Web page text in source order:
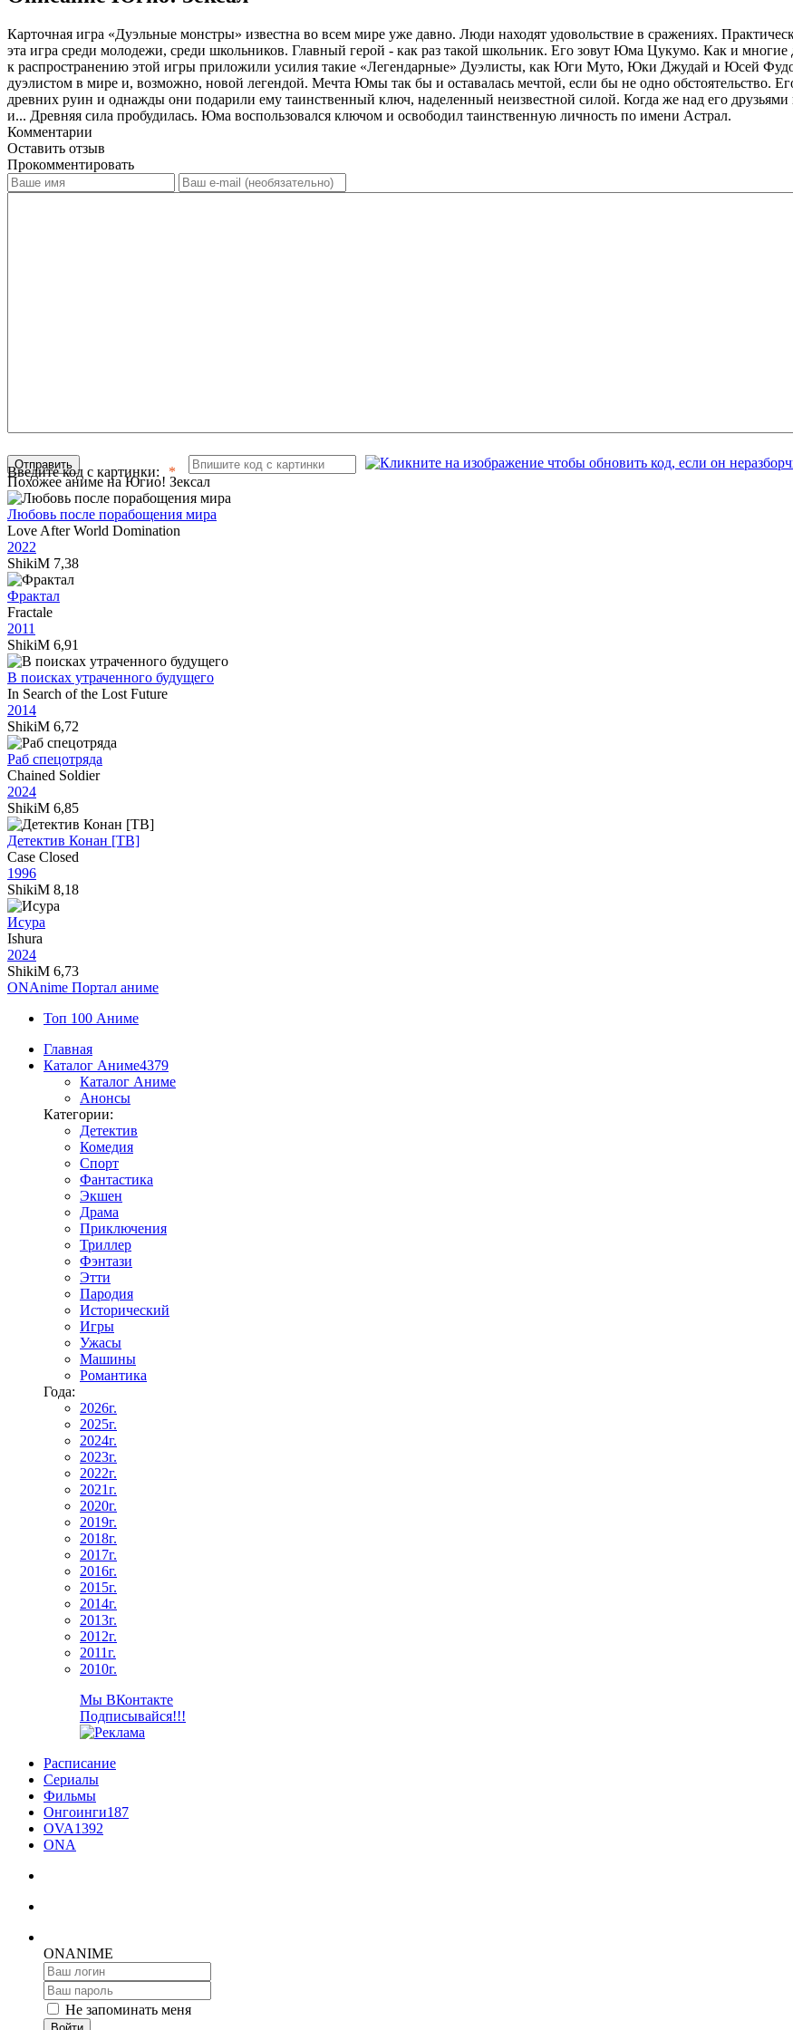
Карточная игра «Дуэльные монстры» известна во всем мире уже давно. Люди находят удовольствие в сражениях.
эта игра среди молодежи, среди школьников. Главный герой - как раз такой школьник. Его зовут Юма Цукумо. Как и
к распространению этой игры приложили усилия такие «Легендарные» Дуэлисты, как Юги Муто, Юки Джудай и Юсей
дуэлистом в мире и, возможно, новой легендой. Мечта Юмы так бы и оставалась мечтой, если бы не одно обстоятельство.
древних руин и однажды они подарили ему таинственный ключ, наделенный неизвестной силой. Когда же над его
и... Древняя сила пробудилась. Юма воспользовался ключом и освободил таинственную личность по имени Астрал.
Комментарии
Оставить отзыв
Прокомментировать
Введите код с картинки:
Отправить
Похожее аниме на Югио! Зексал
Любовь после порабощения мира
Love After World Domination
2022
ShikiM 7,38
Фрактал
Fractale
2011
ShikiM 6,91
В поисках утраченного будущего
In Search of the Lost Future
2014
ShikiM 6,72
Раб спецотряда
Chained Soldier
2024
ShikiM 6,85
Детектив Конан [ТВ]
Case Closed
1996
ShikiM 8,18
Исура
Ishura
2024
ShikiM 6,73
ONAnime Портал аниме
Топ 100 Аниме
Главная
Каталог Аниме4379
Каталог Аниме
Анонсы
Категории:
Детектив
Комедия
Спорт
Фантастика
Экшен
Драма
Приключения
Триллер
Фэнтази
Этти
Пародия
Исторический
Игры
Ужасы
Машины
Романтика
Года:
2026г.
2025г.
2024г.
2023г.
2022г.
2021г.
2020г.
2019г.
2018г.
2017г.
2016г.
2015г.
2014г.
2013г.
2012г.
2011г.
2010г.
Мы ВКонтакте
Подписывайся!!!
Расписание
Сериалы
Фильмы
Онгоинги187
OVA1392
ONA
ONANIME
Не запоминать меня